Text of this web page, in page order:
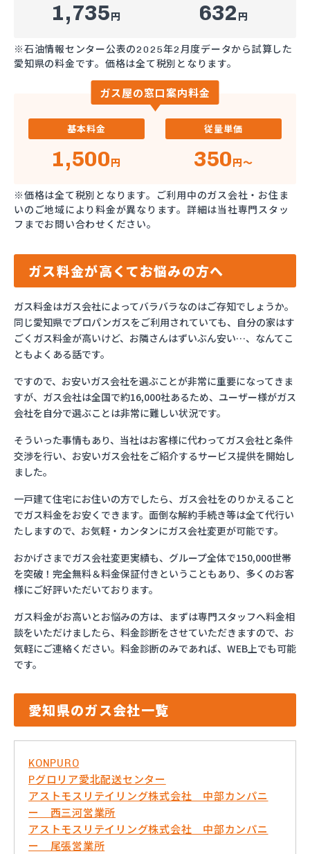
1,735円 632 円
※石油情報センター公表の2025年2月度データから試算した
愛知県の料金です。価格は全て税別となります。
ガス屋の窓口案内料金
基本料金
1,500円
従量単価
350円～
※価格は全て税別となります。ご利用中のガス会社・お住ま
いのご地域により料金が異なります。詳細は当社専門スタッ
フまでお問い合わせください。
ガス料金が高くてお悩みの方へ
ガス料金はガス会社によってバラバラなのはご存知でしょうか。
同じ愛知県でプロパンガスをご利用されていても、自分の家はす
ごくガス料金が高いけど、お隣さんはずいぶん安い…、なんてこ
ともよくある話です。
ですので、お安いガス会社を選ぶことが非常に重要になってきま
すが、ガス会社は全国で約16,000社あるため、ユーザー様がガス
会社を自分で選ぶことは非常に難しい状況です。
そういった事情もあり、当社はお客様に代わってガス会社と条件
交渉を行い、お安いガス会社をご紹介するサービス提供を開始し
ました。
一戸建て住宅にお住いの方でしたら、ガス会社をのりかえること
でガス料金をお安くできます。面倒な解約手続き等は全て代行い
たしますので、お気軽・カンタンにガス会社変更が可能です。
おかげさまでガス会社変更実績も、グループ全体で150,000世帯
を突破！完全無料＆料金保証付きということもあり、多くのお客
様にご好評いただいております。
ガス料金がお高いとお悩みの方は、まずは専門スタッフへ料金相
談をいただけましたら、料金診断をさせていただきますので、お
気軽にご連絡ください。料金診断のみであれば、WEB上でも可能
です。
愛知県のガス会社一覧
KONPURO
Pグロリア愛北配送センター
アストモスリテイリング株式会社 中部カンパニ
ー 西三河営業所
アストモスリテイリング株式会社 中部カンパニ
ー 尾張営業所